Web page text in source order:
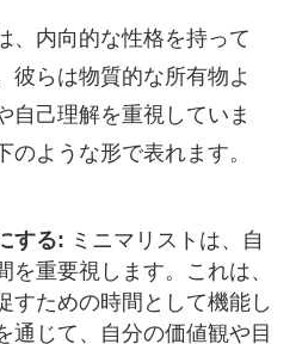
、内向的な性格を持って
彼らは物質的な所有物よ
自己理解を重視していま
ような形で表れます。
する: ミニマリストは、自
を重要視します。これは、
すための時間として機能し
通じて、自分の価値観や目